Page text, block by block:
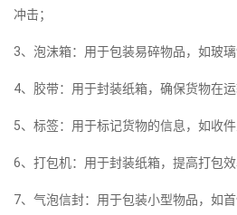
冲击；
3、泡沫箱：用于包装易碎物品，如玻璃
4、胶带：用于封装纸箱，确保货物在运
5、标签：用于标记货物的信息，如收
6、打包机：用于封装纸箱，提高打包效
7、气泡信封：用于包装小型物品，如首